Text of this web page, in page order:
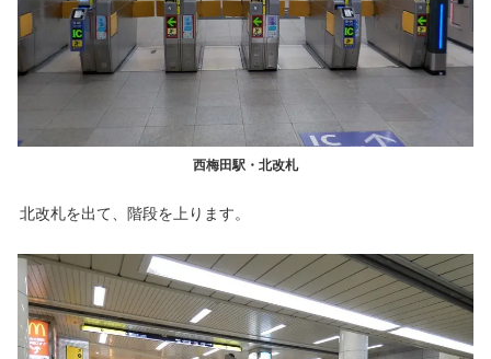
西梅田駅・北改札
北改札を出て、階段を上ります。